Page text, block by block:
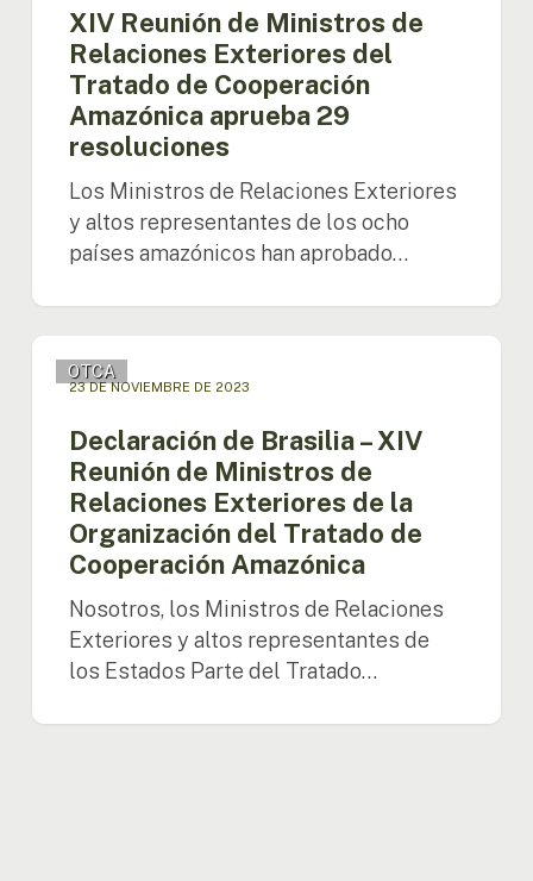
Amazonia
Relaciones
Exteriores
Tratado
Cooperación
Amazónica
aprueba
resoluciones
XIV Reunión de Ministros de
Relaciones Exteriores del
Tratado de Cooperación
Amazónica aprueba 29
resoluciones
Los Ministros de Relaciones Exteriores
y altos representantes de los ocho
países amazónicos han aprobado…
Declaración
Reunión
Ministros
Relaciones
Exteriores
del
OTCA
23 DE NOVIEMBRE DE 2023
Declaración de Brasilia – XIV
Reunión de Ministros de
Relaciones Exteriores de la
Organización del Tratado de
Cooperación Amazónica
Nosotros, los Ministros de Relaciones
Exteriores y altos representantes de
los Estados Parte del Tratado…